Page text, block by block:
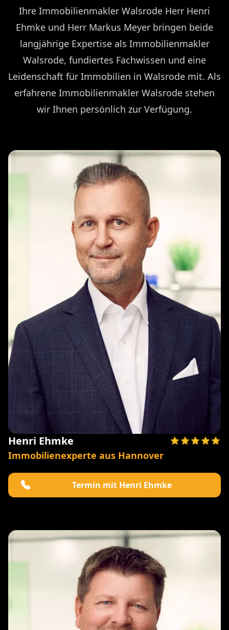
Ihre Immobilienmakler Walsrode Herr Henri
Ehmke und Herr Markus Meyer bringen beide
langjährige Expertise als Immobilienmakler
Walsrode, fundiertes Fachwissen und eine
Leidenschaft für Immobilien in Walsrode mit. Als
erfahrene Immobilienmakler Walsrode stehen
wir Ihnen persönlich zur Verfügung.
Henri Ehmke
Immobilienexperte aus Hannover
Termin mit Henri Ehmke